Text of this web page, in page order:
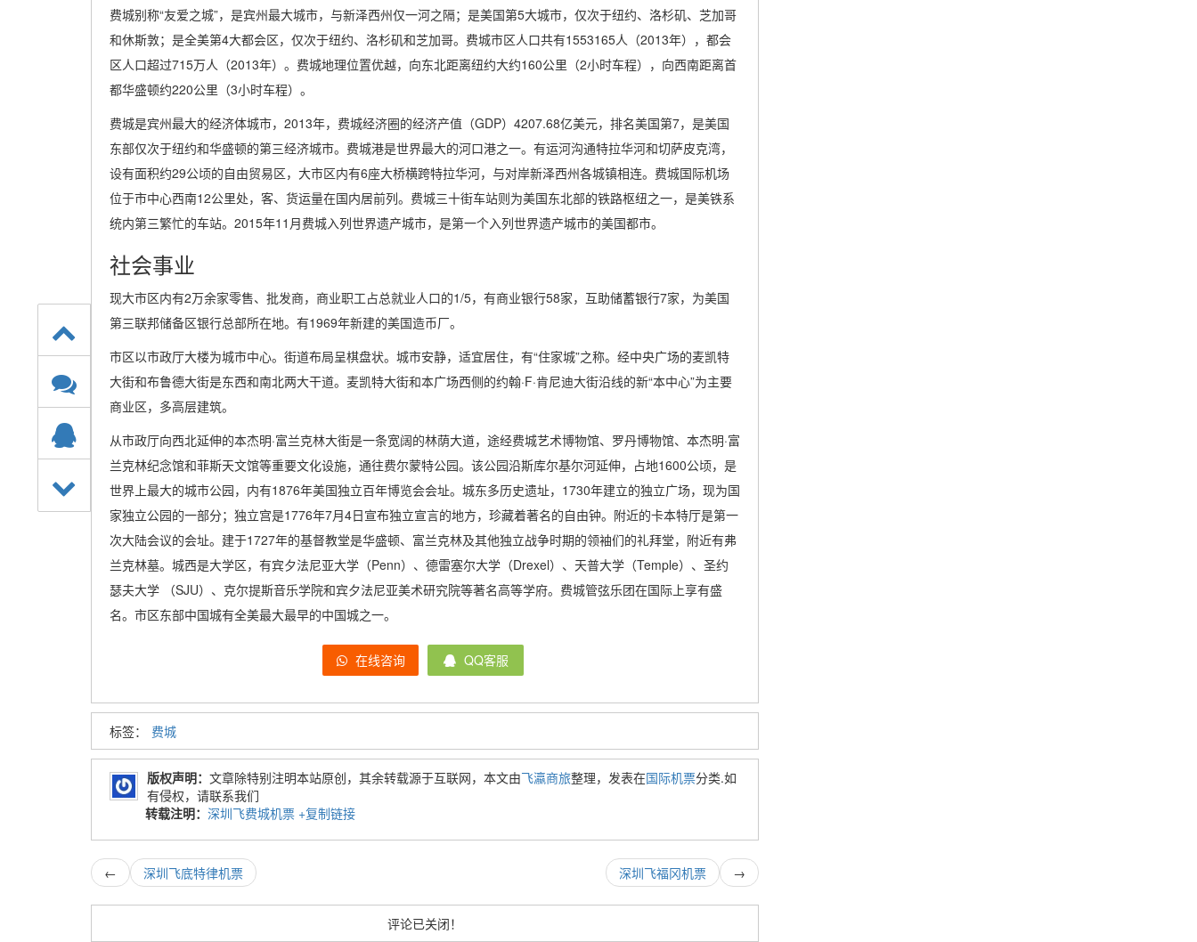
费城别称“友爱之城”，是宾州最大城市，与新泽西州仅一河之隔；是美国第5大城市，仅次于纽约、洛杉矶、芝加哥
和休斯敦；是全美第4大都会区，仅次于纽约、洛杉矶和芝加哥。费城市区人口共有1553165人（2013年），都会
区人口超过715万人（2013年）。费城地理位置优越，向东北距离纽约大约160公里（2小时车程），向西南距离首
都华盛顿约220公里（3小时车程）。
费城是宾州最大的经济体城市，2013年，费城经济圈的经济产值（GDP）4207.68亿美元，排名美国第7，是美国
东部仅次于纽约和华盛顿的第三经济城市。费城港是世界最大的河口港之一。有运河沟通特拉华河和切萨皮克湾，
设有面积约29公顷的自由贸易区，大市区内有6座大桥横跨特拉华河，与对岸新泽西州各城镇相连。费城国际机场
位于市中心西南12公里处，客、货运量在国内居前列。费城三十街车站则为美国东北部的铁路枢纽之一，是美铁系
统内第三繁忙的车站。2015年11月费城入列世界遗产城市，是第一个入列世界遗产城市的美国都市。
社会事业
现大市区内有2万余家零售、批发商，商业职工占总就业人口的1/5，有商业银行58家，互助储蓄银行7家，为美国
第三联邦储备区银行总部所在地。有1969年新建的美国造币厂。
市区以市政厅大楼为城市中心。街道布局呈棋盘状。城市安静，适宜居住，有“住家城”之称。经中央广场的麦凯特
大街和布鲁德大街是东西和南北两大干道。麦凯特大街和本广场西侧的约翰·F·肯尼迪大街沿线的新“本中心”为主要
商业区，多高层建筑。
从市政厅向西北延伸的本杰明·富兰克林大街是一条宽阔的林荫大道，途经费城艺术博物馆、罗丹博物馆、本杰明·富
兰克林纪念馆和菲斯天文馆等重要文化设施，通往费尔蒙特公园。该公园沿斯库尔基尔河延伸，占地1600公顷，是
世界上最大的城市公园，内有1876年美国独立百年博览会会址。城东多历史遗址，1730年建立的独立广场，现为国
家独立公园的一部分；独立宫是1776年7月4日宣布独立宣言的地方，珍藏着著名的自由钟。附近的卡本特厅是第一
次大陆会议的会址。建于1727年的基督教堂是华盛顿、富兰克林及其他独立战争时期的领袖们的礼拜堂，附近有弗
兰克林墓。城西是大学区，有宾夕法尼亚大学（Penn）、德雷塞尔大学（Drexel）、天普大学（Temple）、圣约
瑟夫大学 （SJU）、克尔提斯音乐学院和宾夕法尼亚美术研究院等著名高等学府。费城管弦乐团在国际上享有盛
名。市区东部中国城有全美最大最早的中国城之一。
在线咨询 QQ客服
标签： 费城
版权声明： 文章除特别注明本站原创，其余转载源于互联网，本文由飞瀛商旅整理，发表在国际机票分类.如
有侵权，请联系我们
转载注明： 深圳飞费城机票 +复制链接
← 深圳飞底特律机票 →
深圳飞福冈机票
评论已关闭！